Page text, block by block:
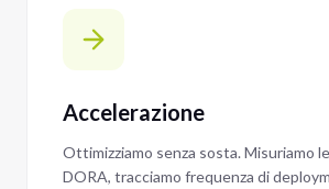
Accelerazione
Ottimizziamo senza sosta. Misuriamo
DORA, tracciamo frequenza di